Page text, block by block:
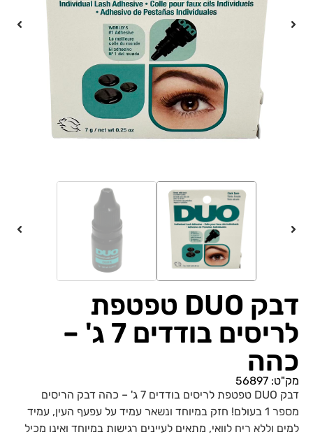
דבק DUO טפטפת
לריסים בודדים 7 ג' –
כהה
מק"ט: 56897
דבק DUO טפטפת לריסים בודדים 7 ג' – כהה דבק הריסים
מספר 1 בעולם! חזק במיוחד ונשאר עמיד על עפעף העין, עמיד
למים וללא ריח לוואי, מתאים לעיינים רגישות במיוחד ואינו מכיל